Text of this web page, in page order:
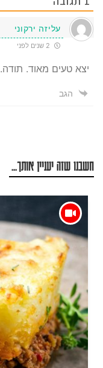
עליזה ירקוני
יצא טעים מאוד. תודה.
הגב
חשבנו שזה יעניין אותך...